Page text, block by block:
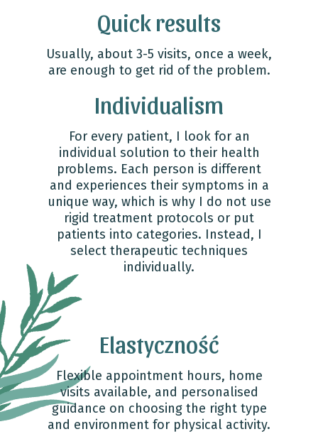
Quick results
Usually, about 3-5 visits, once a week,
are enough to get rid of the problem.
Individualism
For every patient, I look for an
individual solution to their health
problems. Each person is different
and experiences their symptoms in a
unique way, which is why I do not use
rigid treatment protocols or put
patients into categories. Instead, I
select therapeutic techniques
individually.
Elastyczność
Flexible appointment hours, home
visits available, and personalised
guidance on choosing the right type
and environment for physical activity.